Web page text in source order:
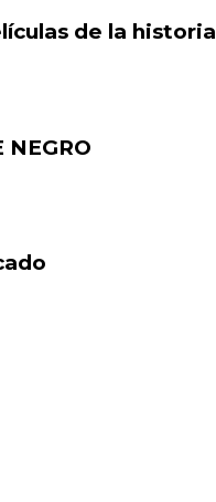
de la historia
NEGRO